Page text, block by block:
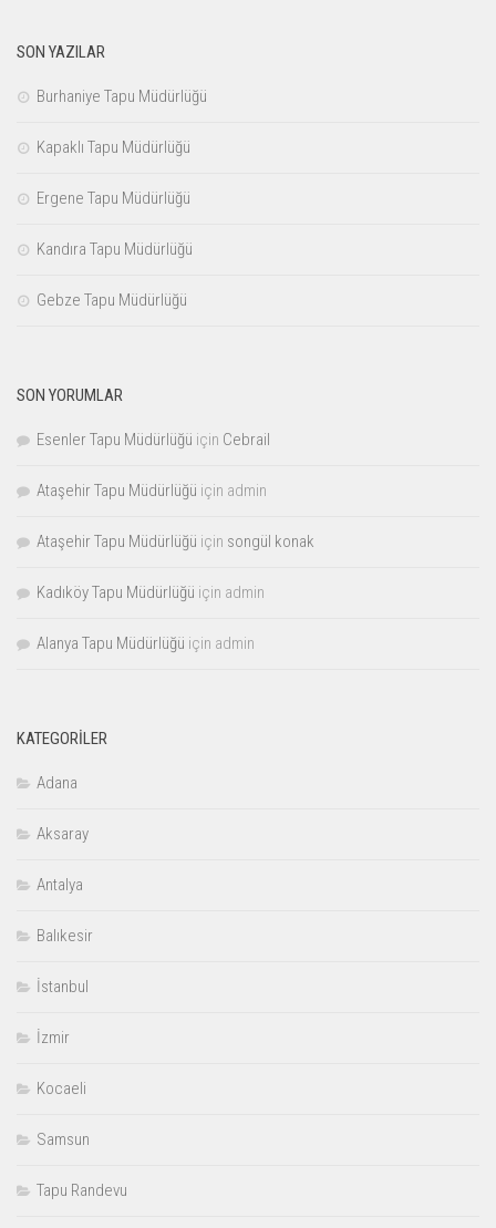
SON YAZILAR
Burhaniye Tapu Müdürlüğü
Kapaklı Tapu Müdürlüğü
Ergene Tapu Müdürlüğü
Kandıra Tapu Müdürlüğü
Gebze Tapu Müdürlüğü
SON YORUMLAR
Esenler Tapu Müdürlüğü için Cebrail
Ataşehir Tapu Müdürlüğü için admin
Ataşehir Tapu Müdürlüğü için songül konak
Kadıköy Tapu Müdürlüğü için admin
Alanya Tapu Müdürlüğü için admin
KATEGORILER
Adana
Aksaray
Antalya
Balıkesir
İstanbul
İzmir
Kocaeli
Samsun
Tapu Randevu